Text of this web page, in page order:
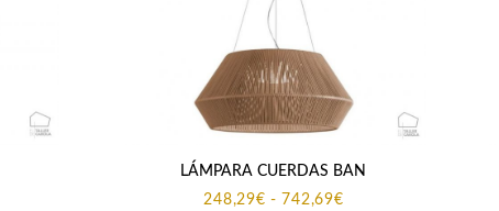
LÁMPARA CUERDAS BAN
248,29€ - 742,69€Rango